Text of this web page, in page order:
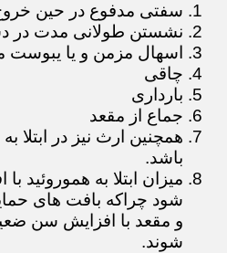
سفتی مدفوع در حین
نشستن طولانی مدت در
اسهال مزمن و یا یبوست
چاقی
بارداری
جماع از مقعد
همچنین ارث نیز در ابتلا
باشد.
میزان ابتلا به هموروئید
شود چراکه بافت های
و مقعد با افزایش سن
شوند.